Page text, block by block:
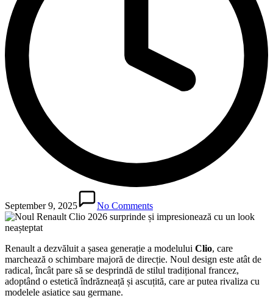
September 9, 2025 No Comments
Renault a dezvăluit a șasea generație a modelului Clio, care
marchează o schimbare majoră de direcție. Noul design este atât de
radical, încât pare să se desprindă de stilul tradițional francez,
adoptând o estetică îndrăzneață și ascuțită, care ar putea rivaliza cu
modelele asiatice sau germane.